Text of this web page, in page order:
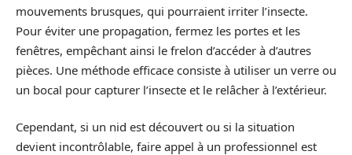
mouvements brusques, qui pourraient irriter l’insecte.
Pour éviter une propagation, fermez les portes et les
fenêtres, empêchant ainsi le frelon d’accéder à d’autres
pièces. Une méthode efficace consiste à utiliser un verre ou
un bocal pour capturer l’insecte et le relâcher à l’extérieur.
Cependant, si un nid est découvert ou si la situation
devient incontrôlable, faire appel à un professionnel est